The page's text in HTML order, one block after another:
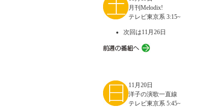
月刊Melodix!
テレビ東京系 3:15~
次回は11月26日
11月20日
洋子の演歌一直線
テレビ東京系 5:45~